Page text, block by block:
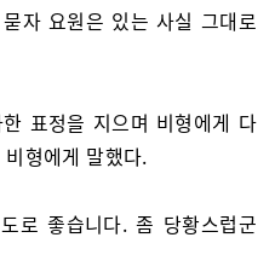
자 요원은 있는 사실 그대로
표정을 지으며 비형에게 다
형에게 말했다.
로 좋습니다. 좀 당황스럽군